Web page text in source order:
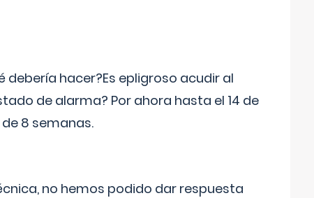
hacer?Es epligroso acudir al
de alarma? Por ahora hasta el 14 de
8 semanas.
no hemos podido dar respuesta